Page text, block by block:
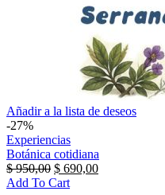
Botánica
cotidiana
Añadir a la lista de deseos
-27%
Experiencias
Botánica cotidiana
$950,00 El
precio
$ 690,00El
Add To Cart